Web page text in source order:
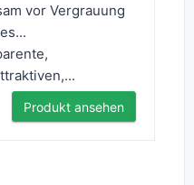
vor Vergrauung
Produkt ansehen